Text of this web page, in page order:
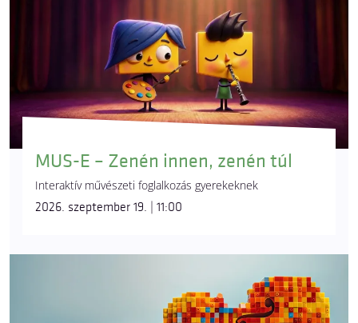
MUS-E – Zenén innen, zenén túl
Interaktív művészeti foglalkozás gyerekeknek
2026. szeptember 19. | 11:00